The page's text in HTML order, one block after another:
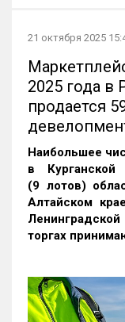
21 октября 2025
2025 года в
продается
Наибольшее
в
(9 лотов)
Алтайском
Ленинградской
торгах